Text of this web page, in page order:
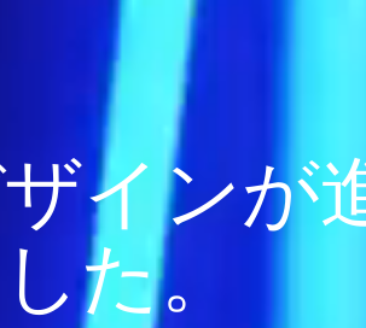
インが
した。